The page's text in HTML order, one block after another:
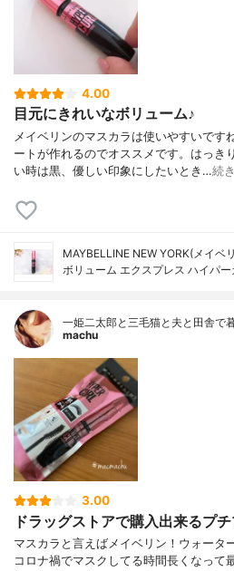
4.00
目元にきれいなボリューム♪
メイベリンのマスカラは使いやすいです
ートが作れるのでオススメです。はっき
い時は黒、優しい印象にしたいとき…続
MAYBELLINE NEW YORK(メイベ
ボリューム エクスプレス ハイパ
一姫二太郎と三毛猫と夫と田舎で
machu
3.00
ドラッグストアで購入出来るプ
マスカラと言えばメイベリン！ウォー
コロナ禍でマスクしてる時間長くなって